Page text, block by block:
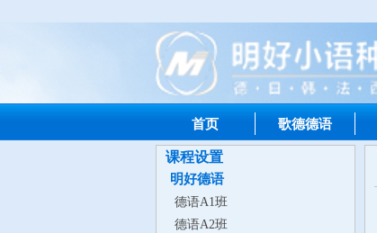
首页 歌德德语
课程设置
明好德语
德语A1班
德语A2班